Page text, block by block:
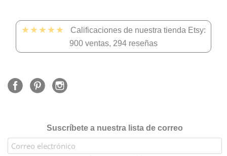
★★★★★
Calificaciones de nuestra tienda Etsy:
900 ventas, 294 reseñas
Suscríbete a nuestra lista de correo